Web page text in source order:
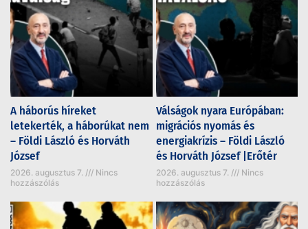
A háborús híreket
letekerték, a háborúkat nem
– Földi László és Horváth
József
2026. augusztus 7.
Nincs
hozzászólás
Válságok nyara Európában:
migrációs nyomás és
energiakrízis – Földi László
és Horváth József |Erőtér
2026. augusztus 7.
Nincs
hozzászólás